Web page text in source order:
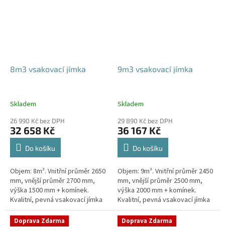
8m3 vsakovací jímka
Skladem
26 990 Kč bez DPH
32 658 Kč
Do košíku
Objem: 8m³. Vnitřní průměr 2650
mm, vnější průměr 2700 mm,
výška 1500 mm + komínek.
Kvalitní, pevná vsakovací jímka
(nádrž) bez potřeby
obetonování Průměr přítoku a
odtoku +...
9m3 vsakovací jímka
Skladem
29 890 Kč bez DPH
36 167 Kč
Do košíku
Objem: 9m³. Vnitřní průměr 2450
mm, vnější průměr 2500 mm,
výška 2000 mm + komínek.
Kvalitní, pevná vsakovací jímka
(nádrž) bez potřeby
obetonování Průměr přítoku a
odtoku +...
Doprava Zdarma Doprava Zdarma